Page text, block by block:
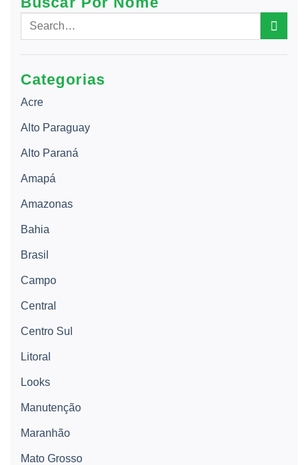
Categorias
Acre
Alto Paraguay
Alto Paraná
Amapá
Amazonas
Bahia
Brasil
Campo
Central
Centro Sul
Litoral
Looks
Manutenção
Maranhão
Mato Grosso